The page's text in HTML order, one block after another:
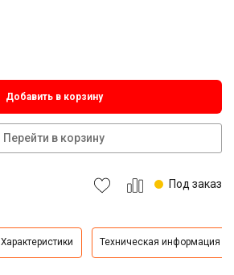
Добавить в корзину
Перейти в корзину
Под заказ
Характеристики Техническая информация